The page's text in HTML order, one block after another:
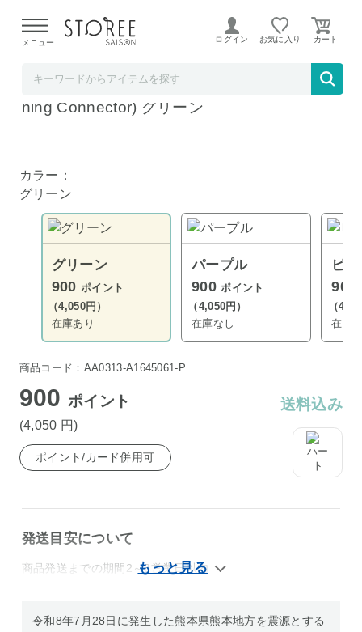
よる配送遅延が発生しております。
メニュー ログイン お気に入り
Anker Nano Power Bank (12W, Built-In Light
ning Connector) グリーン
カラー：
グリーン
グリーン
900ポイント
（4,050円）
在庫あり
パープル
900ポイント
（4,050円）
在庫なし
ピ
900
（
在庫
商品コード：AA0313-A1645061-P
900ポイント
(4,050 円)
送料込み
ポイント/カード併用可
発送目安について
商品発送までの期間2～3営業日以内
令和8年7月28日に発生した熊本県熊本地方を震源とする